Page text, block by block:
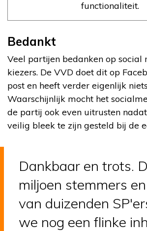
functionaliteit.
Bedankt
Veel partijen bedanken op social
kiezers. De VVD doet dit op
post en heeft verder eigenlijk
Waarschijnlijk mocht het
de partij ook even uitrusten
veilig bleek te zijn gesteld bij de
Dankbaar en trots.
miljoen stemmers
van duizenden
we nog een flinke